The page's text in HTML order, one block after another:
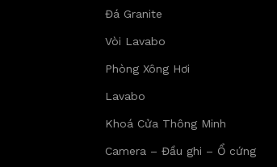
Đá Granite
Vòi Lavabo
Phòng Xông Hơi
Lavabo
Khoá Cửa Thông Minh
Camera – Đầu ghi – Ổ cứng